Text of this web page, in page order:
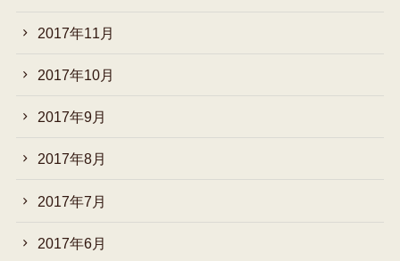
2017年11月
2017年10月
2017年9月
2017年8月
2017年7月
2017年6月